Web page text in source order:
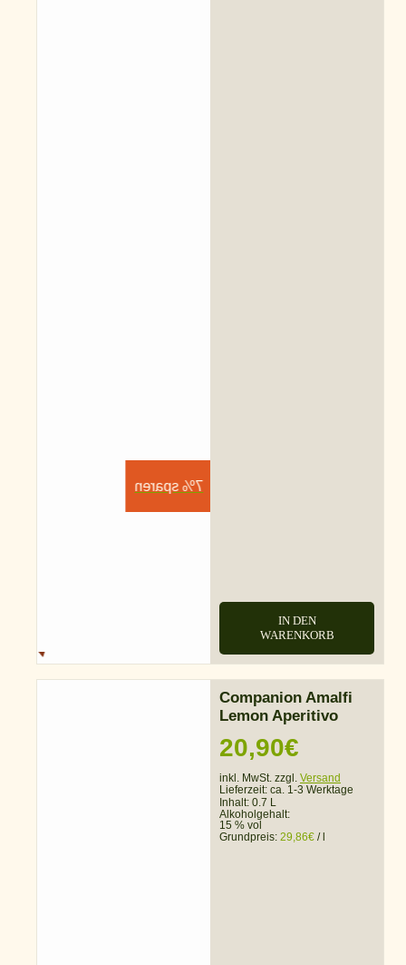
7% sparen
IN DEN
WARENKORB
Companion Amalfi
Lemon Aperitivo
20,90€
inkl. MwSt. zzgl. Versand
Lieferzeit: ca. 1-3 Werktage
Inhalt: 0.7 L
Alkoholgehalt:
15 % vol
Grundpreis: 29,86€ /